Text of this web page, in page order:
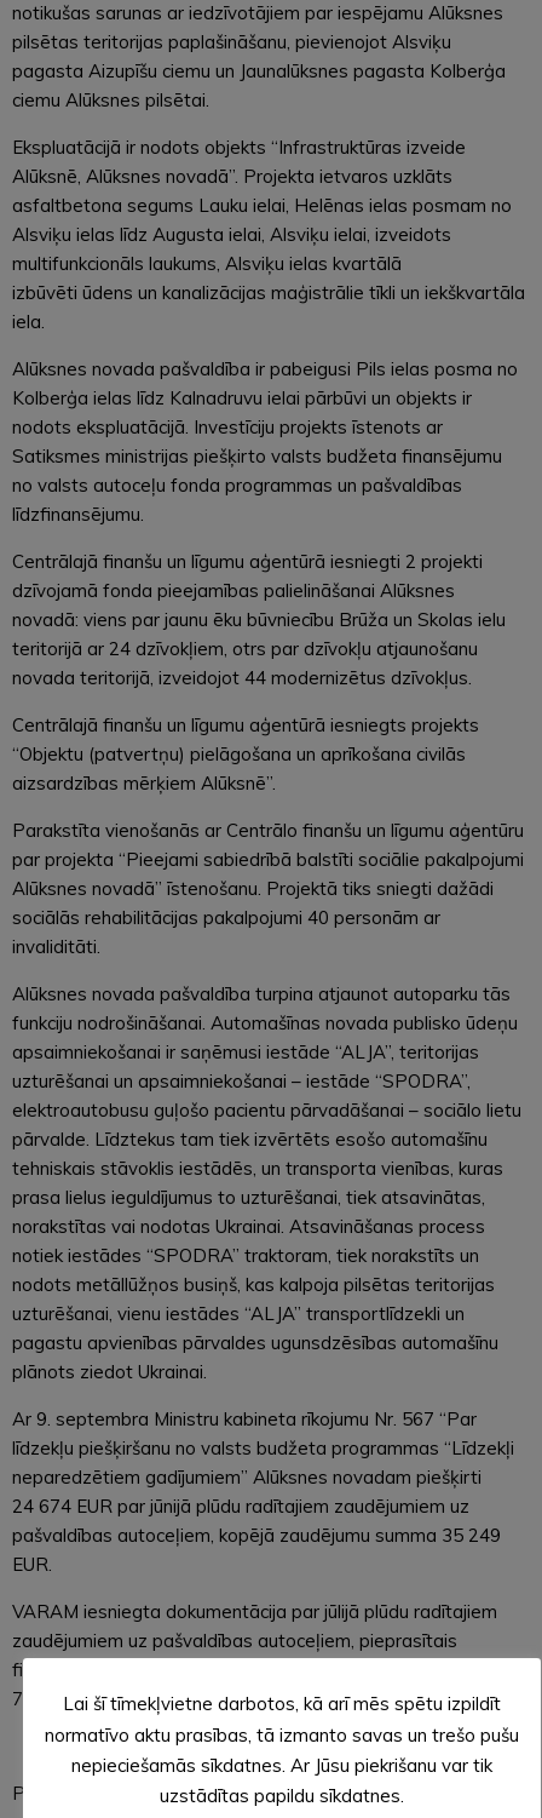
notikušas sarunas ar iedzīvotājiem par iespējamu Alūksnes
pilsētas teritorijas paplašināšanu, pievienojot Alsviķu
pagasta Aizupīšu ciemu un Jaunalūksnes pagasta Kolberģa
ciemu Alūksnes pilsētai.
Ekspluatācijā ir nodots objekts “Infrastruktūras izveide
Alūksnē, Alūksnes novadā”. Projekta ietvaros uzklāts
asfaltbetona segums Lauku ielai, Helēnas ielas posmam no
Alsviķu ielas līdz Augusta ielai, Alsviķu ielai, izveidots
multifunkcionāls laukums, Alsviķu ielas kvartālā
izbūvēti ūdens un kanalizācijas maģistrālie tīkli un iekškvartāla
iela.
Alūksnes novada pašvaldība ir pabeigusi Pils ielas posma no
Kolberģa ielas līdz Kalnadruvu ielai pārbūvi un objekts ir
nodots ekspluatācijā. Investīciju projekts īstenots ar
Satiksmes ministrijas piešķirto valsts budžeta finansējumu
no valsts autoceļu fonda programmas un pašvaldības
līdzfinansējumu.
Centrālajā finanšu un līgumu aģentūrā iesniegti 2 projekti
dzīvojamā fonda pieejamības palielināšanai Alūksnes
novadā: viens par jaunu ēku būvniecību Brūža un Skolas ielu
teritorijā ar 24 dzīvokļiem, otrs par dzīvokļu atjaunošanu
novada teritorijā, izveidojot 44 modernizētus dzīvokļus.
Centrālajā finanšu un līgumu aģentūrā iesniegts projekts
“Objektu (patvertņu) pielāgošana un aprīkošana civilās
aizsardzības mērķiem Alūksnē”.
Parakstīta vienošanās ar Centrālo finanšu un līgumu aģentūru
par projekta “Pieejami sabiedrībā balstīti sociālie pakalpojumi
Alūksnes novadā” īstenošanu. Projektā tiks sniegti dažādi
sociālās rehabilitācijas pakalpojumi 40 personām ar
invaliditāti.
Alūksnes novada pašvaldība turpina atjaunot autoparku tās
funkciju nodrošināšanai. Automašīnas novada publisko ūdeņu
apsaimniekošanai ir saņēmusi iestāde “ALJA”, teritorijas
uzturēšanai un apsaimniekošanai – iestāde “SPODRA”,
elektroautobusu guļošo pacientu pārvadāšanai – sociālo lietu
pārvalde. Līdztekus tam tiek izvērtēts esošo automašīnu
tehniskais stāvoklis iestādēs, un transporta vienības, kuras
prasa lielus ieguldījumus to uzturēšanai, tiek atsavinātas,
norakstītas vai nodotas Ukrainai. Atsavināšanas process
notiek iestādes “SPODRA” traktoram, tiek norakstīts un
nodots metāllūžņos busiņš, kas kalpoja pilsētas teritorijas
uzturēšanai, vienu iestādes “ALJA” transportlīdzekli un
pagastu apvienības pārvaldes ugunsdzēsības automašīnu
plānots ziedot Ukrainai.
Ar 9. septembra Ministru kabineta rīkojumu Nr. 567 “Par
līdzekļu piešķiršanu no valsts budžeta programmas “Līdzekļi
neparedzētiem gadījumiem” Alūksnes novadam piešķirti
24 674 EUR par jūnijā plūdu radītajiem zaudējumiem uz
pašvaldības autoceļiem, kopējā zaudējumu summa 35 249
EUR.
VARAM iesniegta dokumentācija par jūlijā plūdu radītajiem
zaudējumiem uz pašvaldības autoceļiem, pieprasītais
finansējuma apjoms 49 530 EUR, kopējais zaudējumu apjoms
70 757 EUR.
Pašvaldības budžeta izpilde uz 23.09.2025.:
Lai šī tīmekļvietne darbotos, kā arī mēs spētu izpildīt
normatīvo aktu prasības, tā izmanto savas un trešo pušu
nepieciešamās sīkdatnes. Ar Jūsu piekrišanu var tik
uzstādītas papildu sīkdatnes.